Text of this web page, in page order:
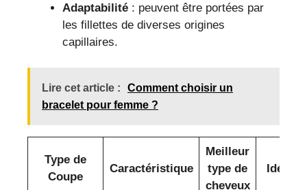
Adaptabilité : peuvent être portées par
les fillettes de diverses origines
capillaires.
Lire cet article :
Comment choisir un
bracelet pour femme ?
Type de
Coupe
Caractéristique
Meilleur
type de
cheveux
Idéal